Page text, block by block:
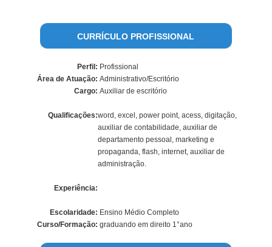
CURRÍCULO PROFISSIONAL
Perfil: Profissional
Área de Atuação: Administrativo/Escritório
Cargo: Auxiliar de escritório
Qualificações:word, excel, power point, acess, digitação,
auxiliar de contabilidade, auxiliar de
departamento pessoal, marketing e
propaganda, flash, internet, auxiliar de
administração.
Experiência:
Escolaridade: Ensino Médio Completo
Curso/Formação: graduando em direito 1°ano